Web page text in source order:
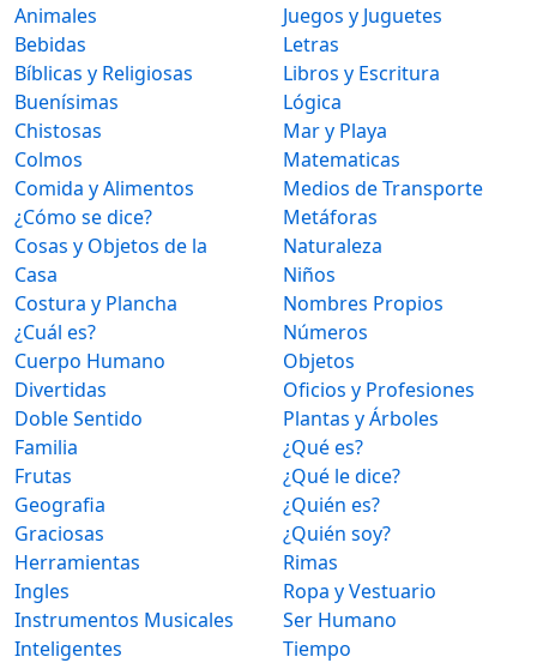
Animales
Bebidas
Bíblicas y Religiosas
Buenísimas
Chistosas
Colmos
Comida y Alimentos
¿Cómo se dice?
Cosas y Objetos de la
Casa
Costura y Plancha
¿Cuál es?
Cuerpo Humano
Divertidas
Doble Sentido
Familia
Frutas
Geografia
Graciosas
Herramientas
Ingles
Instrumentos Musicales
Inteligentes
Juegos y Juguetes
Letras
Libros y Escritura
Lógica
Mar y Playa
Matematicas
Medios de Transporte
Metáforas
Naturaleza
Niños
Nombres Propios
Números
Objetos
Oficios y Profesiones
Plantas y Árboles
¿Qué es?
¿Qué le dice?
¿Quién es?
¿Quién soy?
Rimas
Ropa y Vestuario
Ser Humano
Tiempo